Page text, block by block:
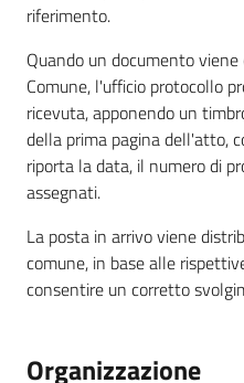
riferimento.
Quando un documento
Comune, l'ufficio protocollo
ricevuta, apponendo un
della prima pagina dell'atto,
riporta la data, il numero di
assegnati.
La posta in arrivo viene
comune, in base alle
consentire un corretto
Organizzazione